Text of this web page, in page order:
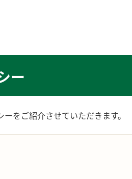
ー
をご紹介させていただきます。